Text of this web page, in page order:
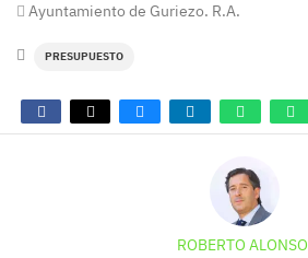
Ayuntamiento de Guriezo. R.A.
PRESUPUESTO
ROBERTO ALONSO